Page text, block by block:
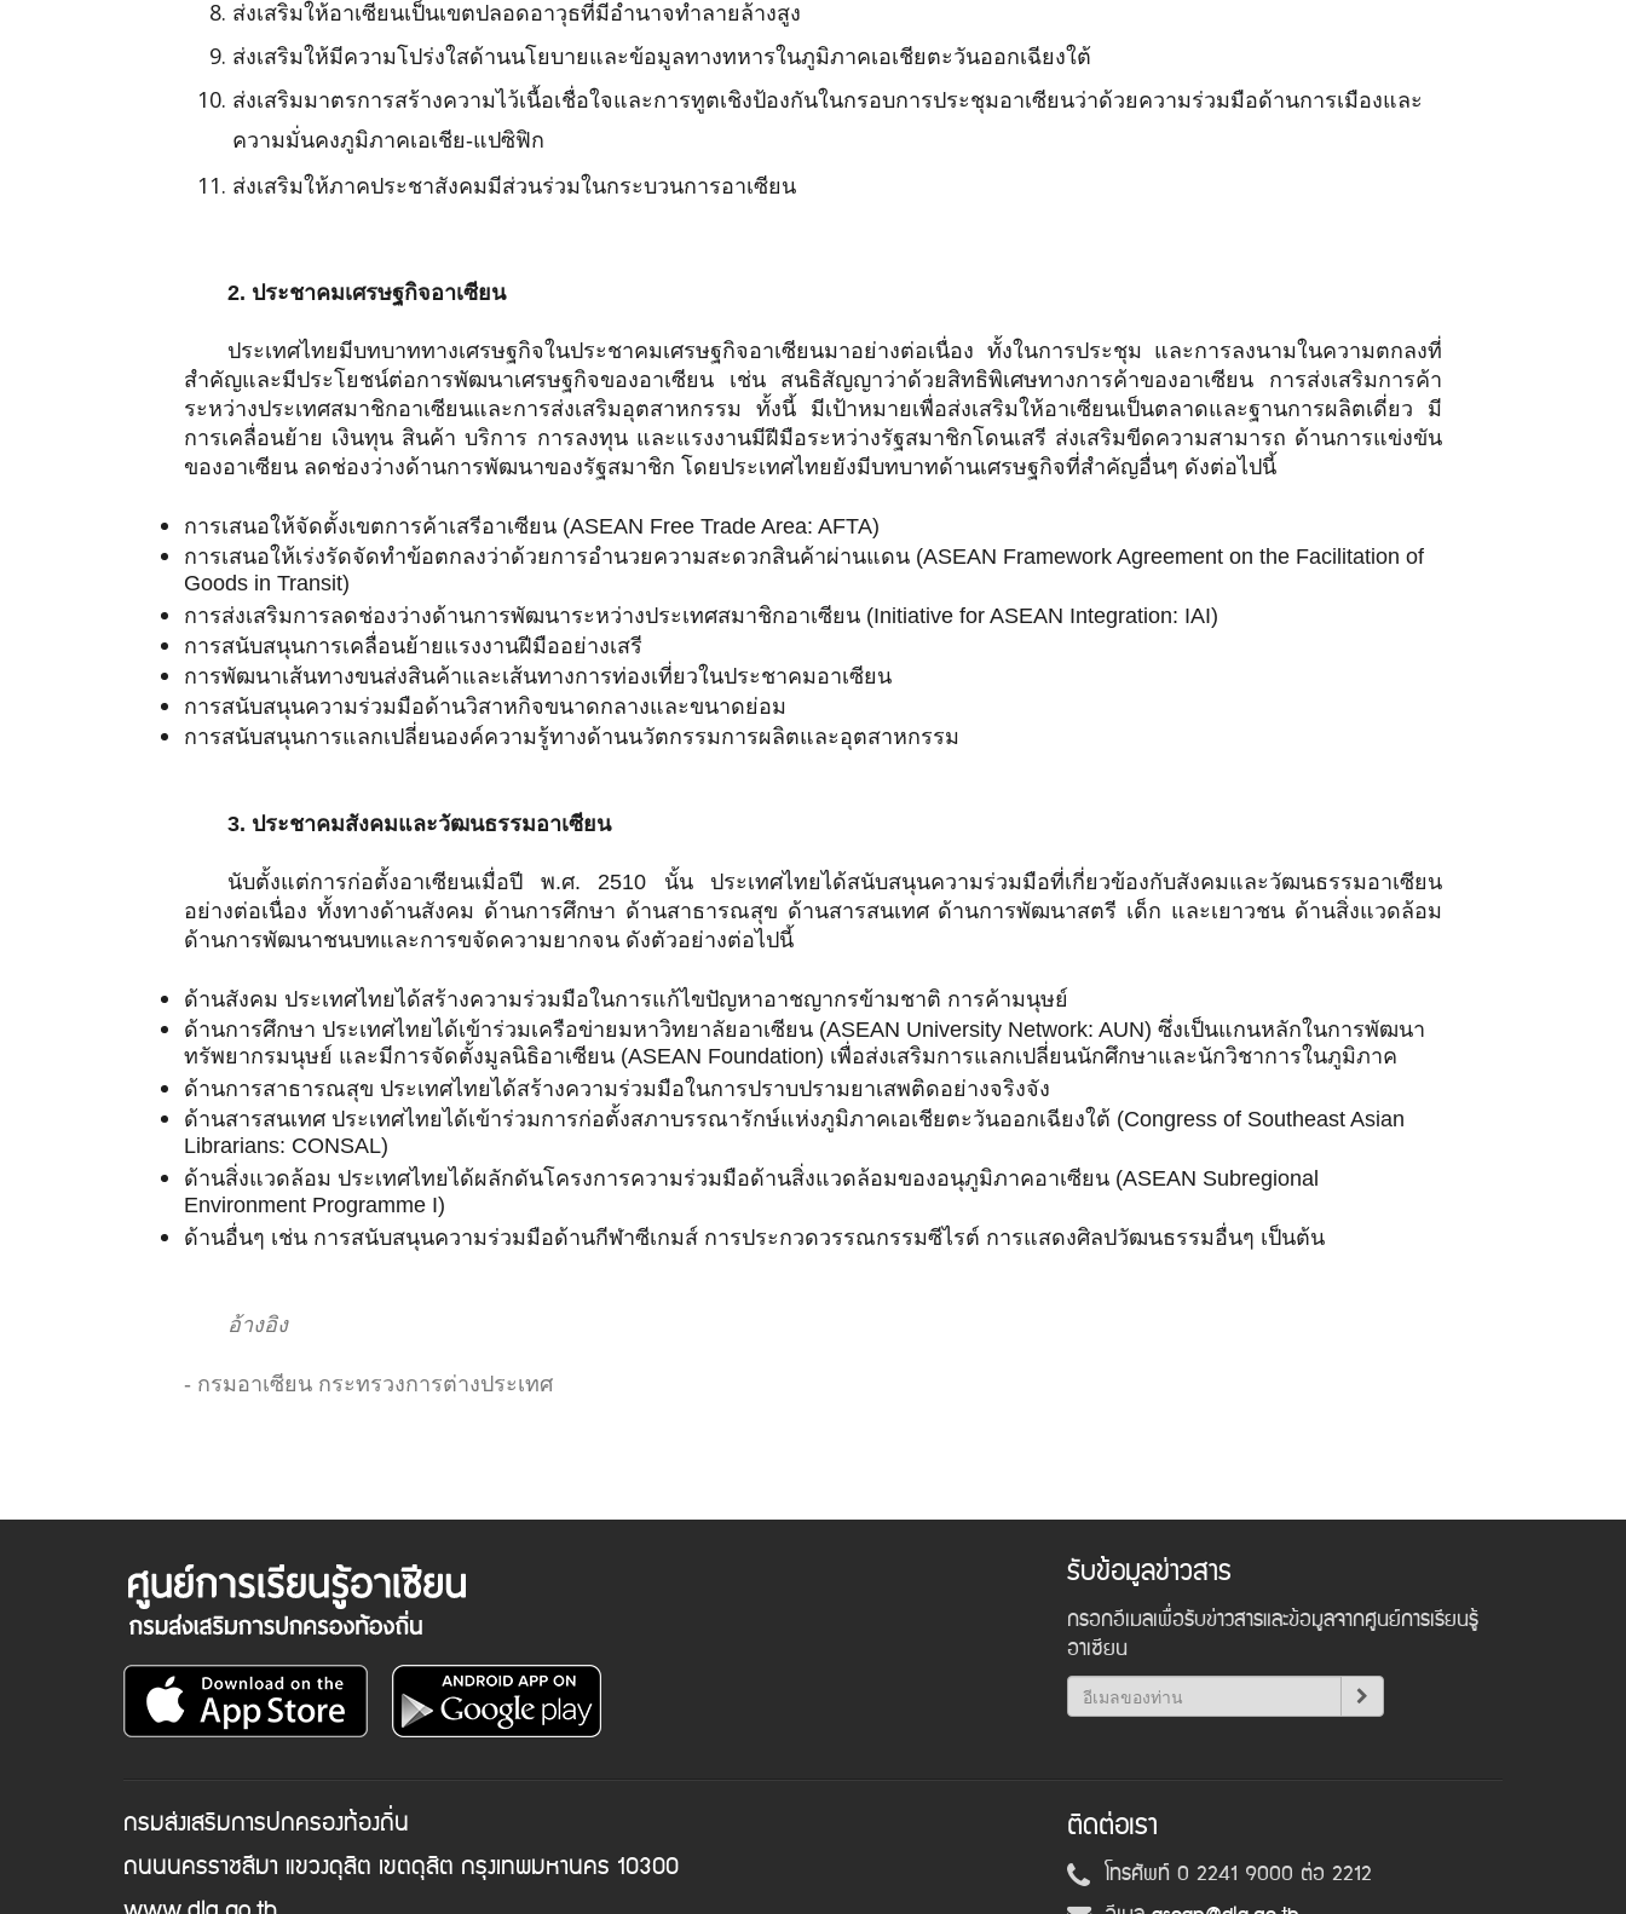
ส่งเสริมให้อาเซียนเป็นเขตปลอดอาวุธที่มีอำนาจทำลายล้างสูง
ส่งเสริมให้มีความโปร่งใสด้านนโยบายและข้อมูลทางทหารในภูมิภาคเอเชียตะวันออกเฉียงใต้
ส่งเสริมมาตรการสร้างความไว้เนื้อเชื่อใจและการทูตเชิงป้องกันในกรอบการประชุมอาเซียนว่าด้วยความร่วมมือด้านการเมืองและ
ความมั่นคงภูมิภาคเอเชีย-แปซิฟิก
ส่งเสริมให้ภาคประชาสังคมมีส่วนร่วมในกระบวนการอาเซียน
2. ประชาคมเศรษฐกิจอาเซียน
ประเทศไทยมีบทบาททางเศรษฐกิจในประชาคมเศรษฐกิจอาเซียนมาอย่างต่อเนื่อง ทั้งในการประชุม และการลงนามในความตกลงที่
สำคัญและมีประโยชน์ต่อการพัฒนาเศรษฐกิจของอาเซียน เช่น สนธิสัญญาว่าด้วยสิทธิพิเศษทางการค้าของอาเซียน การส่งเสริมการค้า
ระหว่างประเทศสมาชิกอาเซียนและการส่งเสริมอุตสาหกรรม ทั้งนี้ มีเป้าหมายเพื่อส่งเสริมให้อาเซียนเป็นตลาดและฐานการผลิตเดี่ยว มี
การเคลื่อนย้าย เงินทุน สินค้า บริการ การลงทุน และแรงงานมีฝีมือระหว่างรัฐสมาชิกโดนเสรี ส่งเสริมขีดความสามารถ ด้านการแข่งขัน
ของอาเซียน ลดช่องว่างด้านการพัฒนาของรัฐสมาชิก โดยประเทศไทยยังมีบทบาทด้านเศรษฐกิจที่สำคัญอื่นๆ ดังต่อไปนี้
การเสนอให้จัดตั้งเขตการค้าเสรีอาเซียน (ASEAN Free Trade Area: AFTA)
การเสนอให้เร่งรัดจัดทำข้อตกลงว่าด้วยการอำนวยความสะดวกสินค้าผ่านแดน (ASEAN Framework Agreement on the Facilitation of
Goods in Transit)
การส่งเสริมการลดช่องว่างด้านการพัฒนาระหว่างประเทศสมาชิกอาเซียน (Initiative for ASEAN Integration: IAI)
การสนับสนุนการเคลื่อนย้ายแรงงานฝีมืออย่างเสรี
การพัฒนาเส้นทางขนส่งสินค้าและเส้นทางการท่องเที่ยวในประชาคมอาเซียน
การสนับสนุนความร่วมมือด้านวิสาหกิจขนาดกลางและขนาดย่อม
การสนับสนุนการแลกเปลี่ยนองค์ความรู้ทางด้านนวัตกรรมการผลิตและอุตสาหกรรม
3. ประชาคมสังคมและวัฒนธรรมอาเซียน
นับตั้งแต่การก่อตั้งอาเซียนเมื่อปี พ.ศ. 2510 นั้น ประเทศไทยได้สนับสนุนความร่วมมือที่เกี่ยวข้องกับสังคมและวัฒนธรรมอาเซียน
อย่างต่อเนื่อง ทั้งทางด้านสังคม ด้านการศึกษา ด้านสาธารณสุข ด้านสารสนเทศ ด้านการพัฒนาสตรี เด็ก และเยาวชน ด้านสิ่งแวดล้อม
ด้านการพัฒนาชนบทและการขจัดความยากจน ดังตัวอย่างต่อไปนี้
ด้านสังคม ประเทศไทยได้สร้างความร่วมมือในการแก้ไขปัญหาอาชญากรข้ามชาติ การค้ามนุษย์
ด้านการศึกษา ประเทศไทยได้เข้าร่วมเครือข่ายมหาวิทยาลัยอาเซียน (ASEAN University Network: AUN) ซึ่งเป็นแกนหลักในการพัฒนา
ทรัพยากรมนุษย์ และมีการจัดตั้งมูลนิธิอาเซียน (ASEAN Foundation) เพื่อส่งเสริมการแลกเปลี่ยนนักศึกษาและนักวิชาการในภูมิภาค
ด้านการสาธารณสุข ประเทศไทยได้สร้างความร่วมมือในการปราบปรามยาเสพติดอย่างจริงจัง
ด้านสารสนเทศ ประเทศไทยได้เข้าร่วมการก่อตั้งสภาบรรณารักษ์แห่งภูมิภาคเอเชียตะวันออกเฉียงใต้ (Congress of Southeast Asian
Librarians: CONSAL)
ด้านสิ่งแวดล้อม ประเทศไทยได้ผลักดันโครงการความร่วมมือด้านสิ่งแวดล้อมของอนุภูมิภาคอาเซียน (ASEAN Subregional
Environment Programme I)
ด้านอื่นๆ เช่น การสนับสนุนความร่วมมือด้านกีฬาซีเกมส์ การประกวดวรรณกรรมซีไรต์ การแสดงศิลปวัฒนธรรมอื่นๆ เป็นต้น
อ้างอิง
- กรมอาเซียน กระทรวงการต่างประเทศ
รับข้อมูลข่าวสาร
กรอกอีเมลเพื่อรับข่าวสารและข้อมูลจากศูนย์การเรียนรู้
อาเซียน
กรมส่งเสริมการปกครองท้องถิ่น
ถนนนครราชสีมา แขวงดุสิต เขตดุสิต กรุงเทพมหานคร 10300
ติดต่อเรา
โทรศัพท์ 0 2241 9000 ต่อ 2212